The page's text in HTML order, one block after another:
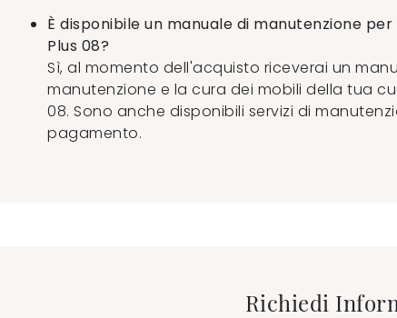
È disponibile un manuale di manutenzione
Plus 08?
Sì, al momento dell'acquisto riceverai un
manutenzione e la cura dei mobili della tua
08. Sono anche disponibili servizi di
pagamento.
Richiedi